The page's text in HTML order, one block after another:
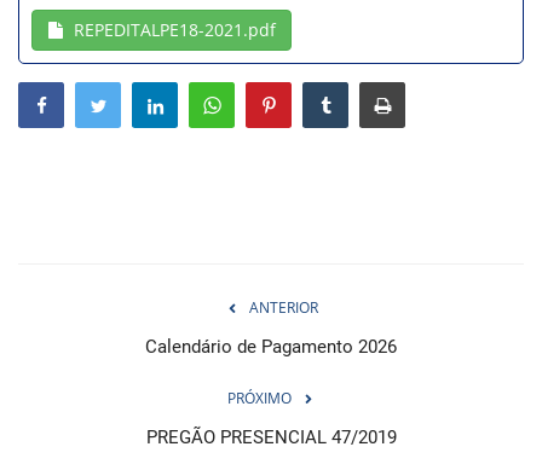
Vídeos
Webmail
REPEDITALPE18-2021.pdf
ANTERIOR
Calendário de Pagamento 2026
PRÓXIMO
PREGÃO PRESENCIAL 47/2019